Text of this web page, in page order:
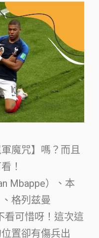
魔咒】嗎？而且
！
Mbappe）、本
格列兹曼
看可惜呀！這次這
置卻有傷兵出